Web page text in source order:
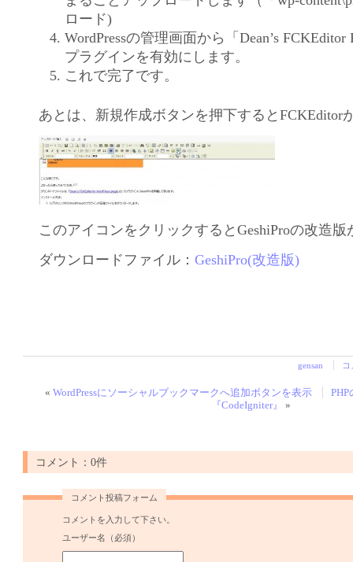
ロード)
WordPressの管理画面から「Dean’s FCKEditor
プラグインを有効にします。
これで完了です。
あとは、新規作成ボタンを押下するとFCKEditor
このアイコンをクリックするとGeshiProの改造
ダウンロードファイル：GeshiPro(改造版)
gensan
«WordPressにソーシャルブックマークへ追加ボタンを表示
『CodeIgniter』
»
コメント：0件
コメント投稿フォーム
コメントを入力して下さい。
ユーザー名（必須）